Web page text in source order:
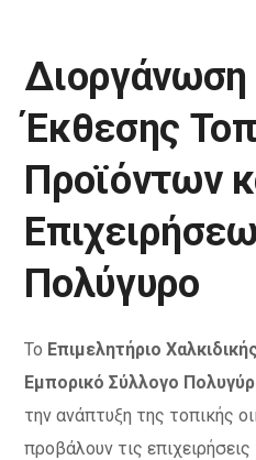
Διοργάνωση
Έκθεσης
Προϊόντων
Πολύγυρο
Το Επιμελητήριο
Εμπορικό Σύλλογο
την ανάπτυξη της τοπικής
προβάλουν τις